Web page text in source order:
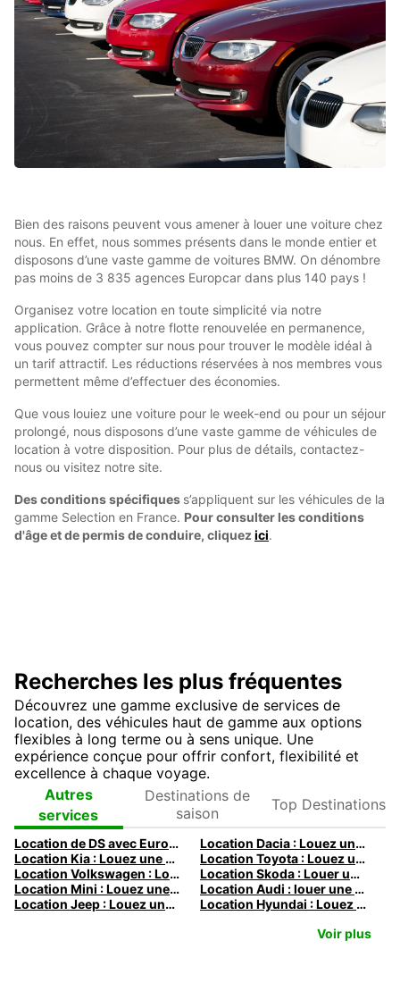
Bien des raisons peuvent vous amener à louer une voiture chez
nous. En effet, nous sommes présents dans le monde entier et
disposons d’une vaste gamme de voitures BMW. On dénombre
pas moins de 3 835 agences Europcar dans plus 140 pays !
Organisez votre location en toute simplicité via notre
application. Grâce à notre flotte renouvelée en permanence,
vous pouvez compter sur nous pour trouver le modèle idéal à
un tarif attractif. Les réductions réservées à nos membres vous
permettent même d’effectuer des économies.
Que vous louiez une voiture pour le week-end ou pour un séjour
prolongé, nous disposons d’une vaste gamme de véhicules de
location à votre disposition. Pour plus de détails, contactez-
nous ou visitez notre site.
Des conditions spécifiques s’appliquent sur les véhicules de la
gamme Selection en France. Pour consulter les conditions
d'âge et de permis de conduire, cliquez ici.
Recherches les plus fréquentes
Découvrez une gamme exclusive de services de
location, des véhicules haut de gamme aux options
flexibles à long terme ou à sens unique. Une
expérience conçue pour offrir confort, flexibilité et
excellence à chaque voyage.
Autres
services
Destinations de
saison
Destinations
Location de DS avec Europcar
Location Dacia : Louez une Dacia avec Europcar
Location Kia : Louez une Kia avec Europcar
Location Toyota : Louez une Toyota avec Europcar
Location Volkswagen : Louez une Volkswagen avec Europcar
Location Skoda : Louer une Skoda avec Europcar
Location Mini : Louez une Mini avec Europcar
Location Audi : louer une Audi avec Europcar
Location Jeep : Louez une Jeep avec Europcar
Location Hyundai : Louez une Hyundai avec Europcar
Voir plus